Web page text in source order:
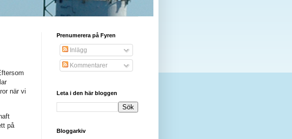
när vi
på
Prenumerera på Fyren
Inlägg
Kommentarer
Leta i den här bloggen
Bloggarkiv